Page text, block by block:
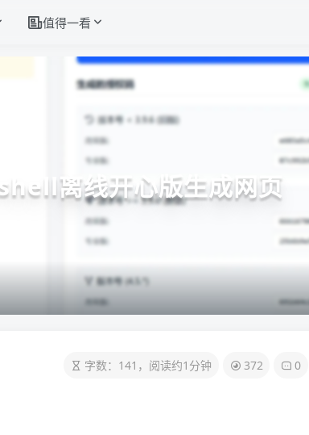
值得一看
离线开心版生成网页
字数：141，阅读约1分钟 372 0